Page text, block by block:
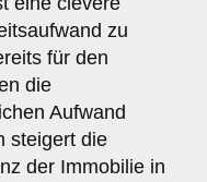
zu
für den
die
Aufwand
steigert die
der Immobilie in